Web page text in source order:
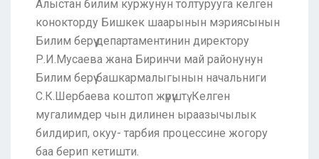
Алыстан билим куржунун толтурууга келген
конокторду Бишкек шаарынын мэриясынын
Билим берүү департаментинин директору
Р.И.Мусаева жана Биринчи май районунун
Билим берүү башкармалыгынын начальниги
С.К.Шербаева коштоп жүрүштү. Келген
мугалимдер чын дилинен ыраазычылык
билдирип, окуу- тарбия процессине жогору
баа берип кетишти.